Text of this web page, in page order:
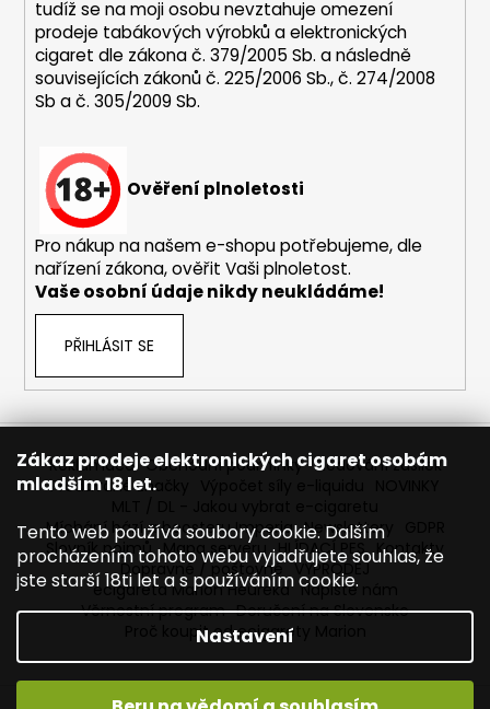
Zákaz prodeje elektronických cigaret osobám
mladším 18 let.
Tento web používá soubory cookie. Dalším
procházením tohoto webu vyjadřujete souhlas, že
jste starší 18ti let a s používáním cookie.
Nastavení
D
o
u
m
DESERT
10ML
18MG
Kč
Původně:
195
Kč
tudíž se na moji osobu nevztahuje omezení
prodeje tabákových výrobků a elektronických
cigaret dle zákona č. 379/2005 Sb. a následně
souvisejících zákonů č. 225/2006 Sb., č. 274/2008
Sb a č. 305/2009 Sb.
Ověření plnoletosti
Pro nákup na našem e-shopu potřebujeme, dle
nařízení zákona, ověřit Vaši plnoletost.
Vaše osobní údaje nikdy neukládáme!
PŘIHLÁSIT SE
Reklamace Obchodní podmínky Sledování zásilek
Prodávané značky
Míchání bází a boosteru Imperia Newslettery
Slovník pojmů Mapa serveru HLÍDACÍ PES Kontakty
Dopravné / poštovné VÝPRODEJ
ecigareta Marion Heureka Napište nám
Věrnostní program Doručení na Slovensko
Proč koupit od ecigarety Marion